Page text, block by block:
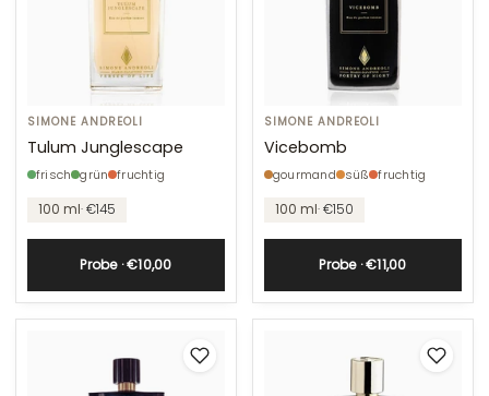
Tulum
Junglescape
SIMONE ANDREOLI
Tulum Junglescape
frisch grün fruchtig
100 ml· €145
Probe · €10,00
Vicebomb
SIMONE ANDREOLI
Vicebomb
gourmand süß fruchtig
100 ml· €150
Probe · €11,00